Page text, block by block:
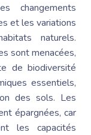
changements
et les variations
naturels.
sont menacées,
de biodiversité
essentiels,
des sols. Les
épargnées, car
les capacités